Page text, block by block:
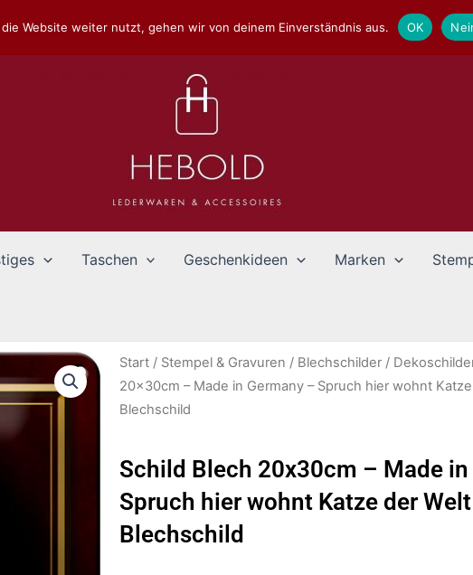
Taschen Geschenkideen Marken
Start / Stempel & Gravuren / Blechschilder /
20x30cm – Made in Germany – Spruch hier wohnt
Blechschild
Schild Blech 20x30cm – Made in
Spruch hier wohnt Katze der
Blechschild
die Website weiter nutzt, gehen wir von deinem Einverständnis aus. OK